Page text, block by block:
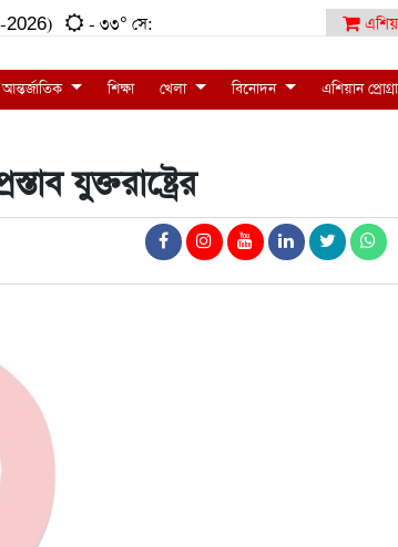
2026) - ৩৩° সে:
আন্তর্জাতিক শিক্ষা খেলা বিনোদন এশিয়ান
যুক্তরাষ্ট্রের